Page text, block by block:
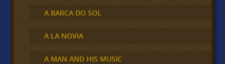
A BARCA DO SOL
A LA NOVIA
A MAN AND HIS MUSIC